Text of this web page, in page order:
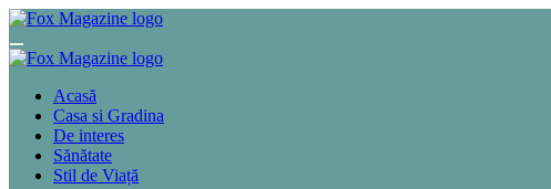
Sari
conținut
Acasă
Casa si Gradina
De interes
Sănătate
Stil de Viață